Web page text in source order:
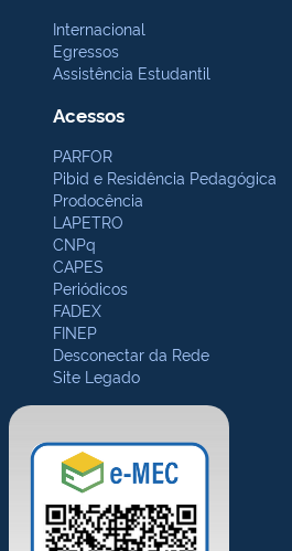
Internacional
Egressos
Assistência Estudantil
Acessos
PARFOR
Pibid e Residência Pedagógica
Prodocência
LAPETRO
CNPq
CAPES
Periódicos
FADEX
FINEP
Desconectar da Rede
Site Legado